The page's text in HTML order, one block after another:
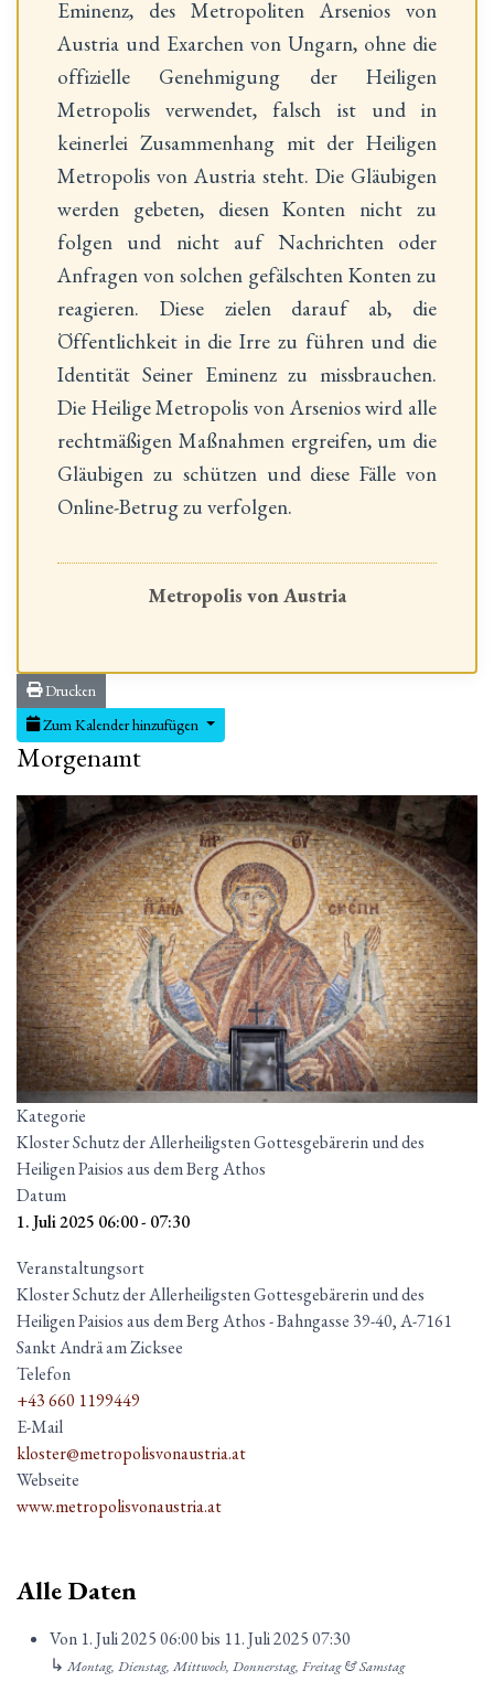
Eminenz, des Metropoliten Arsenios von
Austria und Exarchen von Ungarn, ohne die
offizielle Genehmigung der Heiligen
Metropolis verwendet, falsch ist und in
keinerlei Zusammenhang mit der Heiligen
Metropolis von Austria steht. Die Gläubigen
werden gebeten, diesen Konten nicht zu
folgen und nicht auf Nachrichten oder
Anfragen von solchen gefälschten Konten zu
reagieren. Diese zielen darauf ab, die
Öffentlichkeit in die Irre zu führen und die
Identität Seiner Eminenz zu missbrauchen.
Die Heilige Metropolis von Arsenios wird alle
rechtmäßigen Maßnahmen ergreifen, um die
Gläubigen zu schützen und diese Fälle von
Online-Betrug zu verfolgen.
Metropolis von Austria
Drucken
Zum Kalender hinzufügen
Morgenamt
Kategorie
Kloster Schutz der Allerheiligsten Gottesgebärerin und des
Heiligen Paisios aus dem Berg Athos
Datum
1. Juli 2025 06:00- 07:30
Veranstaltungsort
Kloster Schutz der Allerheiligsten Gottesgebärerin und des
Heiligen Paisios aus dem Berg Athos - Bahngasse 39-40, A-7161
Sankt Andrä am Zicksee
Telefon
+43 660 1199449
E-Mail
kloster@metropolisvonaustria.at
Webseite
www.metropolisvonaustria.at
Alle Daten
Von 1. Juli 202506:00bis 11. Juli 202507:30
↳Montag, Dienstag, Mittwoch, Donnerstag, Freitag & Samstag